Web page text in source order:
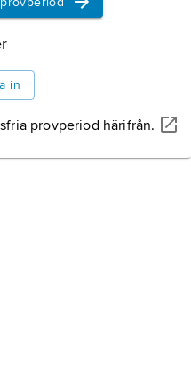
in
provperiod härifrån.